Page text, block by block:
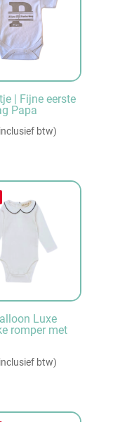
| Fijne eerste
Papa
btw)
Luxe
romper met
btw)